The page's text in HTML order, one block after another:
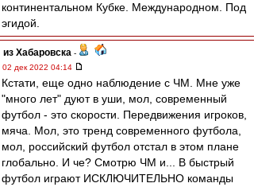
континентальном Кубке. Международном. Под
эгидой.
из Хабаровска -
02 дек 2022 04:14
Кстати, еще одно наблюдение с ЧМ. Мне уже
"много лет" дуют в уши, мол, современный
футбол - это скорости. Передвижения игроков,
мяча. Мол, это тренд современного футбола,
мол, российский футбол отстал в этом плане
глобально. И че? Смотрю ЧМ и... В быстрый
футбол играют ИСКЛЮЧИТЕЛЬНО команды